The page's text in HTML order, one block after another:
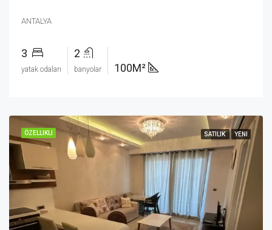
ANTALYA
3
yatak odaları
2
banyolar 100M²
ÖZELLIKLI SATILIK YENI